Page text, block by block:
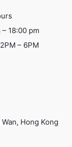
– 18:00 pm
– 6PM
Hong Kong